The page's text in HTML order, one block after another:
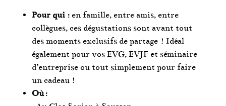
Pour qui:en famille, entre amis, entre
collègues, ces dégustations sont avant tout
des moments exclusifs de partage ! Idéal
également pour vos EVG, EVJF et séminaire
d’entreprise ou tout simplement pour faire
un cadeau !
Où: